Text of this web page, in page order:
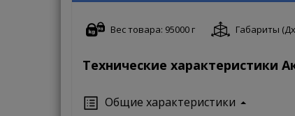
Вес товара: 95000 г Габариты
Технические характеристики
Общие характеристики